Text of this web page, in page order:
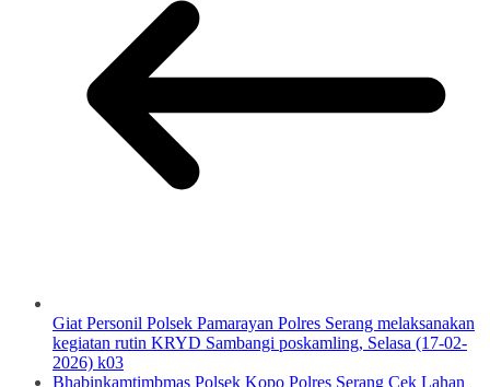
Giat Personil Polsek Pamarayan Polres Serang melaksanakan
kegiatan rutin KRYD Sambangi poskamling, Selasa (17-02-
2026) k03
Bhabinkamtimbmas Polsek Kopo Polres Serang Cek Lahan